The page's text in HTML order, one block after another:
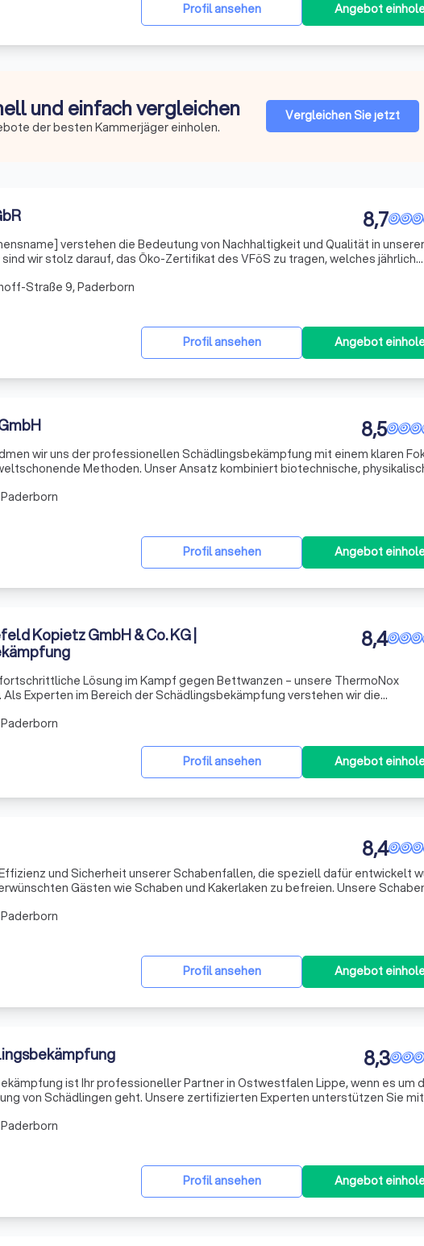
Profil ansehen Angebot
und einfach vergleichen
der besten Kammerjäger einholen.
Vergleichen Sie jetzt
8,7
verstehen die Bedeutung von Nachhaltigkeit und Qualität in unserer
wir stolz darauf, das Öko-Zertifikat des VFöS zu tragen, welches jährlich
Profil ansehen Angebot
Straße 9, Paderborn
8,5
wir uns der professionellen Schädlingsbekämpfung mit einem klaren
Methoden. Unser Ansatz kombiniert biotechnische,
Profil ansehen Angebot
Kopietz GmbH & Co. KG |
8,4
Lösung im Kampf gegen Bettwanzen – unsere ThermoNox
Experten im Bereich der Schädlingsbekämpfung verstehen wir die
und ernähren
Profil ansehen Angebot
8,4
und Sicherheit unserer Schabenfallen, die speziell dafür entwickelt
Gästen wie Schaben und Kakerlaken zu befreien. Unsere
Profil ansehen Angebot
8,3
ist Ihr professioneller Partner in Ostwestfalen Lippe, wenn es um
von Schädlingen geht. Unsere zertifizierten Experten unterstützen Sie mit
Profil ansehen Angebot